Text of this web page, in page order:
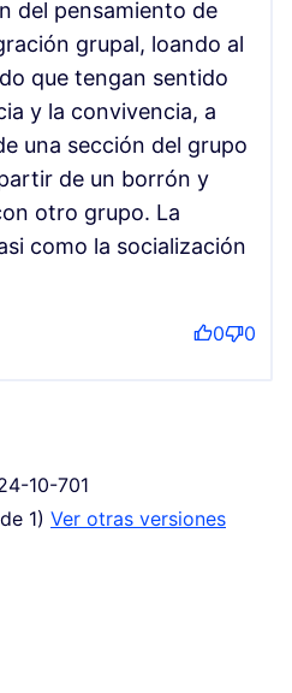
del pensamiento de
grupal, loando al
que tengan sentido
y la convivencia, a
una sección del grupo
de un borrón y
otro grupo. La
como la socialización
0 0
10-701
1) ver otras versiones